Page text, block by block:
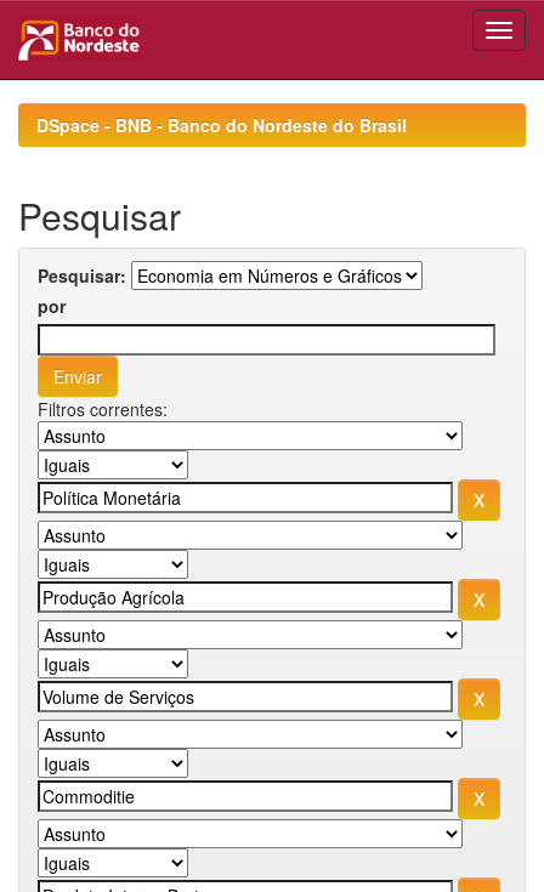
navigationDSpace - BNB - Banco do Nordeste do Brasil
Pesquisar
Pesquisar:
por
Filtros correntes: